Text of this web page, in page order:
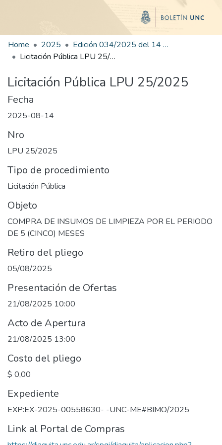
Home 2025
Edición 034/2025 del 14 de agosto de 2025
Licitación Pública LPU 25/2025
Licitación Pública LPU 25/2025
Fecha
2025-08-14
Nro
LPU 25/2025
Tipo de procedimiento
Licitación Pública
Objeto
COMPRA DE INSUMOS DE LIMPIEZA POR EL PERIODO
DE 5 (CINCO) MESES
Retiro del pliego
05/08/2025
Presentación de Ofertas
21/08/2025 10:00
Acto de Apertura
21/08/2025 13:00
Costo del pliego
$ 0,00
Expediente
EXP:EX-2025-00558630- -UNC-ME#BIMO/2025
Link al Portal de Compras